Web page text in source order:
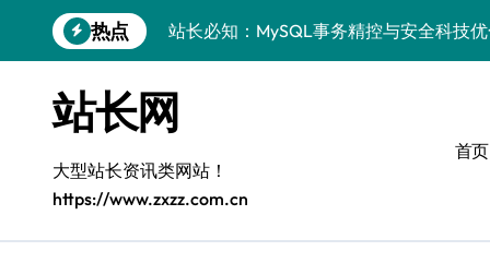
到
热点
站长必知：MySQL事务精控与安全科技
VR开发进阶：巧用MySQL事务控制解锁
科技站长揭秘：MySQL事务控制进阶实
iOS开发进阶：MySQL事务处理科技赋能
MySQL进阶实战：解锁后端事务处理与
站长网
大型站长资讯类网站！
https://www.zxzz.com.cn
首页